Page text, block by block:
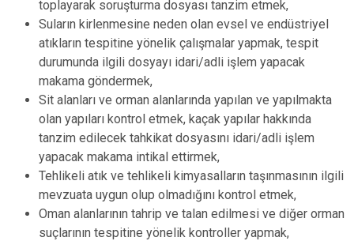
toplayarak soruşturma dosyası tanzim etmek,
Suların kirlenmesine neden olan evsel ve endüstriyel
atıkların tespitine yönelik çalışmalar yapmak, tespit
durumunda ilgili dosyayı idari/adli işlem yapacak
makama göndermek,
Sit alanları ve orman alanlarında yapılan ve yapılmakta
olan yapıları kontrol etmek, kaçak yapılar hakkında
tanzim edilecek tahkikat dosyasını idari/adli işlem
yapacak makama intikal ettirmek,
Tehlikeli atık ve tehlikeli kimyasalların taşınmasının ilgili
mevzuata uygun olup olmadığını kontrol etmek,
Oman alanlarının tahrip ve talan edilmesi ve diğer orman
suçlarının tespitine yönelik kontroller yapmak,